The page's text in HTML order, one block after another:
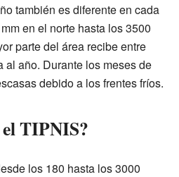
también es diferente en cada
en el norte hasta los 3500
parte del área recibe entre
al año. Durante los meses de
debido a los frentes fríos.
TIPNIS?
los 180 hasta los 3000